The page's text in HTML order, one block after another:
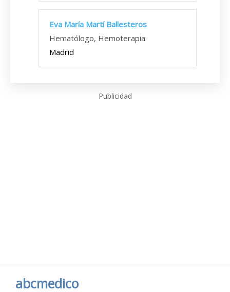
Eva María Martí Ballesteros
Hematólogo, Hemoterapia
Madrid
Publicidad
abcmedico